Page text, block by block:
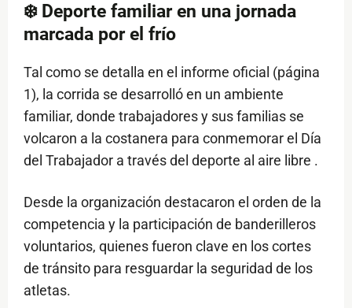
❄️ Deporte familiar en una jornada
marcada por el frío
Tal como se detalla en el informe oficial (página
1), la corrida se desarrolló en un ambiente
familiar, donde trabajadores y sus familias se
volcaron a la costanera para conmemorar el Día
del Trabajador a través del deporte al aire libre .
Desde la organización destacaron el orden de la
competencia y la participación de banderilleros
voluntarios, quienes fueron clave en los cortes
de tránsito para resguardar la seguridad de los
atletas.